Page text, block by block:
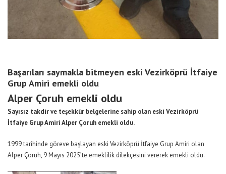
Başarıları saymakla bitmeyen eski Vezirköprü İtfaiye
Grup Amiri emekli oldu
Alper Çoruh emekli oldu
Sayısız takdir ve teşekkür belgelerine sahip olan eski Vezirköprü
İtfaiye Grup Amiri Alper Çoruh emekli oldu.
1999 tarihinde göreve başlayan eski Vezirköprü İtfaiye Grup Amiri olan
Alper Çoruh, 9 Mayıs 2025’te emeklilik dilekçesini vererek emekli oldu.